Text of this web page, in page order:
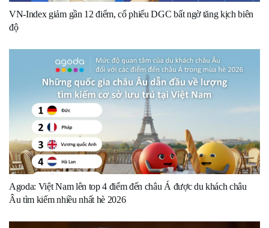
VN-Index giảm gần 12 điểm, cổ phiếu DGC bất ngờ tăng kịch biên
độ
Agoda: Việt Nam lên top 4 điểm đến châu Á được du khách châu
Âu tìm kiếm nhiều nhất hè 2026